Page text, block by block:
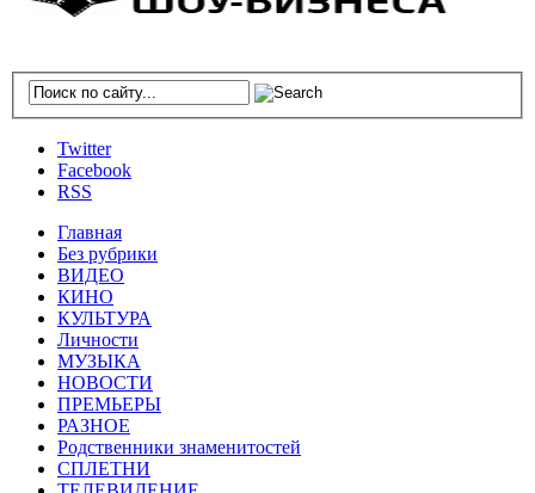
Twitter
Facebook
RSS
Главная
Без рубрики
ВИДЕО
КИНО
КУЛЬТУРА
Личности
МУЗЫКА
НОВОСТИ
ПРЕМЬЕРЫ
РАЗНОЕ
Родственники знаменитостей
СПЛЕТНИ